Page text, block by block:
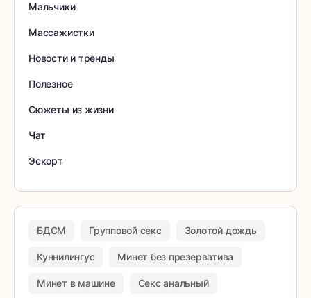
Мальчики
Массажистки
Новости и тренды
Полезное
Сюжеты из жизни
Чат
Эскорт
БДСМ Групповой секс Золотой дождь
Куннилингус Минет без презерватива
Минет в машине Секс анальный